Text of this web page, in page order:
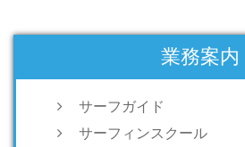
業務案内
サーフガイド
サーフィンスクール